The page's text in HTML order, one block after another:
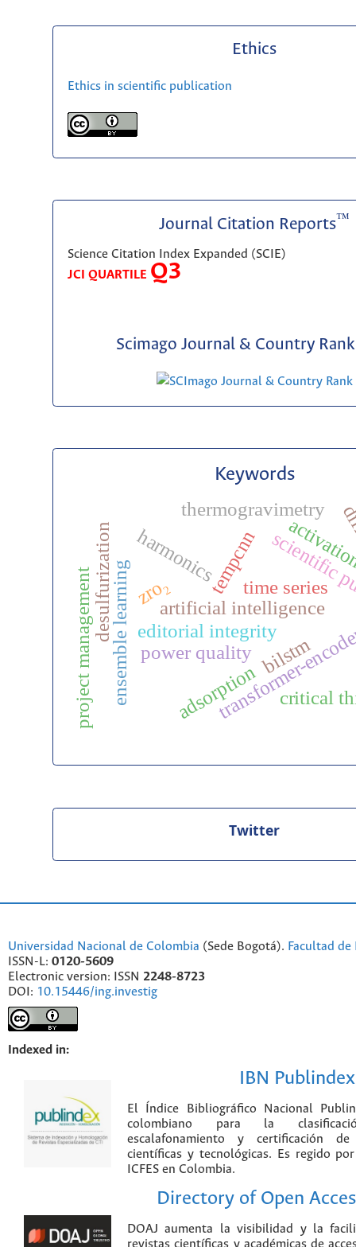
Ethics
Ethics in scientific publication
Journal Citation Reports™
Science Citation Index Expanded (SCIE)
JCI QUARTILE Q3
Scimago Journal & Country Rank
Keywords
artificial intelligence
editorial integrity
time series
ensemble learning tempcnn
bilstm
transformer-
desulfurization
thermogravimetry
critical
harmonics
power quality
project management adsorption
zro₂
Twitter
Universidad Nacional de Colombia (Sede Bogotá). Facultad
ISSN-L: 0120-5609
Electronic version: ISSN 2248-8723
DOI: 10.15446/ing.investig
Indexed in:
IBN Publindex
El Índice Bibliográfico Nacional
colombiano para la
escalafonamiento y certificación
científicas y tecnológicas. Es regido
ICFES en Colombia.
Directory of Open
DOAJ aumenta la visibilidad y la
revistas científicas y académicas de